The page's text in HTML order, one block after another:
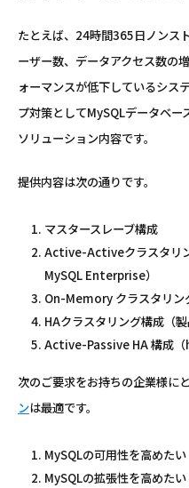
たとえば、24時間365日ノンス
ーザー数、データアクセス数の
ォーマンスが低下しているシス
プ対策としてMySQLデータベ
ソリューション内容です。
提供内容は次の通りです。
マスタースレーブ構成
Active-Activeクラスタリ
MySQL Enterprise）
On-Memory クラスタリン
HAクラスタリング構成（製
Active-Passive HA 構成（
次のご要求をお持ちの企業様にと
ンは最適です。
MySQLの可用性を高めたい
MySQLの拡張性を高めたい